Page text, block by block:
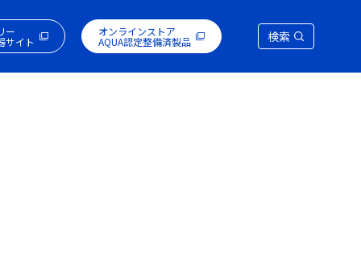
ー
サイト
オンラインストア
AQUA認定整備済製品 検索